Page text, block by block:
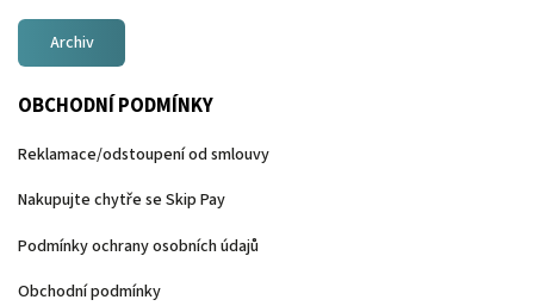
Archiv
OBCHODNÍ PODMÍNKY
Reklamace/odstoupení od smlouvy
Nakupujte chytře se Skip Pay
Podmínky ochrany osobních údajů
Obchodní podmínky